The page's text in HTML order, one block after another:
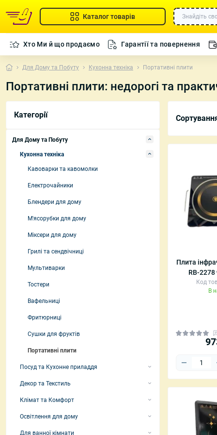
Каталог товарів
Блендери
Нічники та
LED-стрічки
вертольоти
Хто Ми й що продаємо Гарантії та повернення
Для Дому та Побуту Кухонна техніка Портативні плити
Портативні плити: недорогі та
Категорії
Для Дому та Побуту
Кухонна техніка
Кавоварки та кавомолки
Електрочайники
Блендери для дому
М'ясорубки для дому
Міксери для дому
Грилі та сендвічниці
Мультиварки
Тостери
Вафельниці
Фритюрниці
Сушки для фруктів
Портативні плити
Посуд та Кухонне приладдя
Набори посуду
Каструлі
Сковороди
Форми для випікання
Декор та Текстиль
Декоративні подушки та пледи
Декор, Текстиль та Аксесуари
Декоративні статуетки та фігурки
Клімат та Комфорт
Портативні обігрівачі
Зволожувачі повітря
Освітлення для дому
Настільні лампи
Для ванної кімнати
Плита
RB-
Код
В